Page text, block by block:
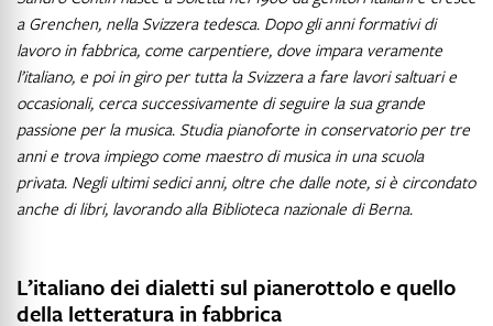
a Grenchen, nella Svizzera tedesca. Dopo gli anni formativi di
lavoro in fabbrica, come carpentiere, dove impara veramente
l’italiano, e poi in giro per tutta la Svizzera a fare lavori saltuari e
occasionali, cerca successivamente di seguire la sua grande
passione per la musica. Studia pianoforte in conservatorio per tre
anni e trova impiego come maestro di musica in una scuola
privata. Negli ultimi sedici anni, oltre che dalle note, si è circondato
anche di libri, lavorando alla Biblioteca nazionale di Berna.
L’italiano dei dialetti sul pianerottolo e quello
della letteratura in fabbrica